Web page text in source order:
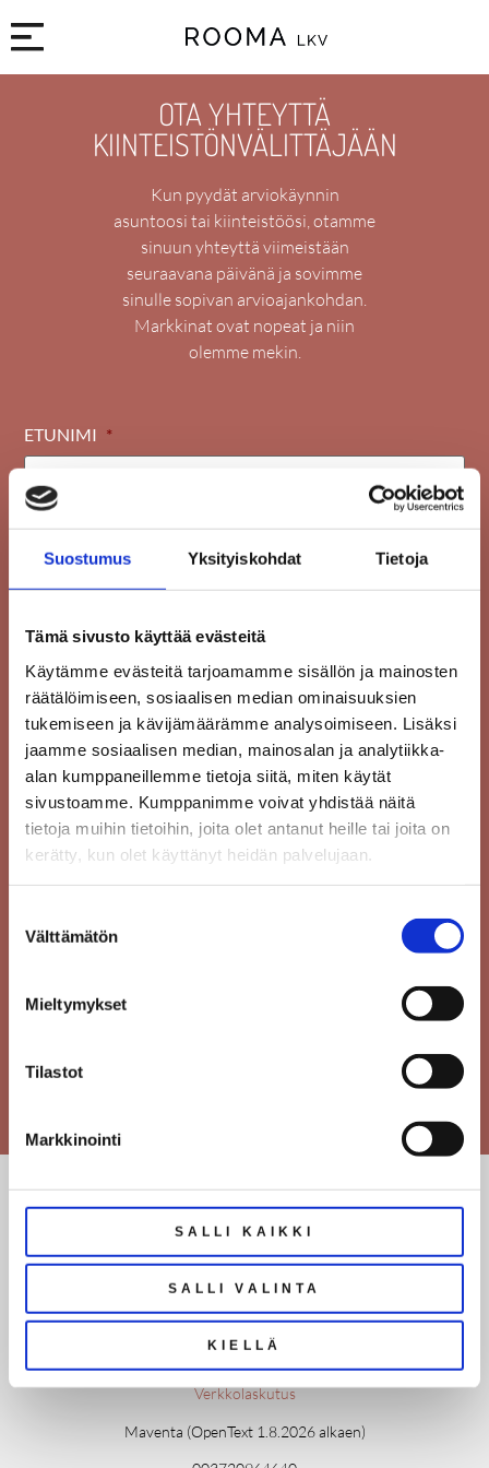
Suostumus Yksityiskohdat Tietoja
Tämä sivusto käyttää evästeitä
Käytämme evästeitä tarjoamamme sisällön ja mainosten
räätälöimiseen, sosiaalisen median ominaisuuksien
tukemiseen ja kävijämäärämme analysoimiseen. Lisäksi
jaamme sosiaalisen median, mainosalan ja analytiikka-
alan kumppaneillemme tietoja siitä, miten käytät
sivustoamme. Kumppanimme voivat yhdistää näitä
tietoja muihin tietoihin, joita olet antanut heille tai joita on
kerätty, kun olet käyttänyt heidän palvelujaan.
valinta
Välttämätön
Mieltymykset
Tilastot
Markkinointi
SALLI KAIKKI
SALLI VALINTA
KIELLÄ
OTA YHTEYTTÄ
KIINTEISTÖNVÄLITTÄJÄÄN
Kun pyydät arviokäynnin
asuntoosi tai kiinteistöösi, otamme
sinuun yhteyttä viimeistään
seuraavana päivänä ja sovimme
sinulle sopivan arvioajankohdan.
Markkinat ovat nopeat ja niin
olemme mekin.
ETUNIMI *
SUKUNIMI *
PUHELIN
SÄHKÖPOSTI *
VIESTI *
Tampellan esplanadi 6, 33100 Tampere
010 424 1100
toimisto@roomalkv.fi
Aukioloajat
MA-TO 9-15
Verkkolaskutus
Maventa (OpenText 1.8.2026 alkaen)